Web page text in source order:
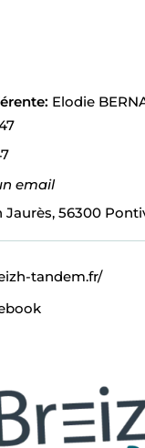
: Elodie
email
Jaurès, 56300
tandem.fr/